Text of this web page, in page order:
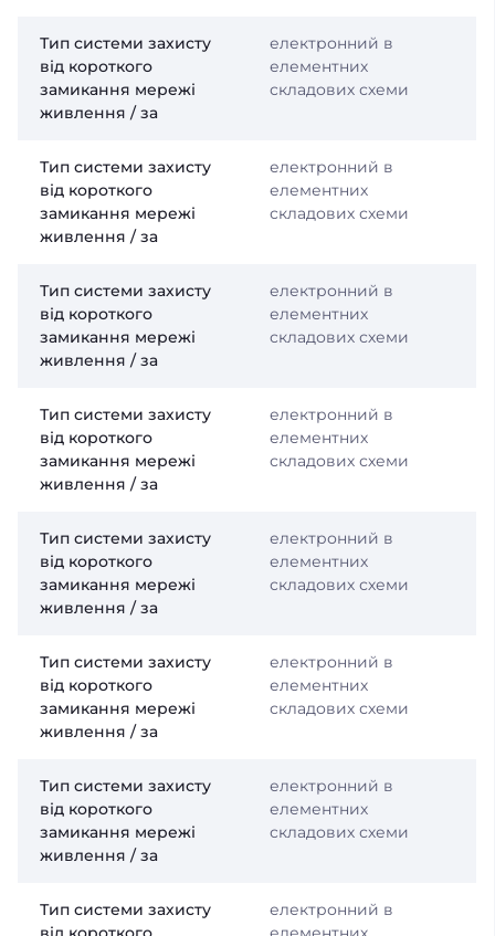
Тип системи захисту
від короткого
замикання мережі
живлення / за
електронний в
елементних
складових схеми
Тип системи захисту
від короткого
замикання мережі
живлення / за
електронний в
елементних
складових схеми
Тип системи захисту
від короткого
замикання мережі
живлення / за
електронний в
елементних
складових схеми
Тип системи захисту
від короткого
замикання мережі
живлення / за
електронний в
елементних
складових схеми
Тип системи захисту
від короткого
замикання мережі
живлення / за
електронний в
елементних
складових схеми
Тип системи захисту
від короткого
замикання мережі
живлення / за
електронний в
елементних
складових схеми
Тип системи захисту
від короткого
замикання мережі
живлення / за
електронний в
елементних
складових схеми
Тип системи захисту
електронний в